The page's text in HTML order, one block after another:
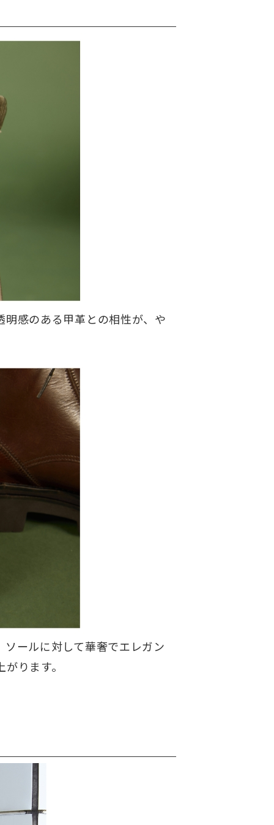
感のある甲革との相性が、や
ールに対して華奢でエレガン
ります。